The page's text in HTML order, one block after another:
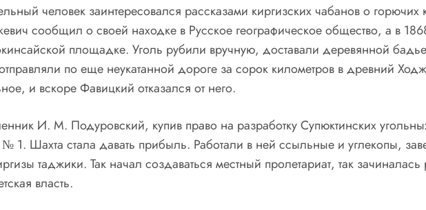
человек заинтересовался рассказами киргизских чабанов о
сообщил о своей находке в Русское географическое общество, а в
площадке. Уголь рубили вручную, доставали деревянной
по еще неукатанной дороге за сорок километров в древний
и вскоре Фавицкий отказался от него.
И. М. Подуровский, купив право на разработку Супюктинских
1. Шахта стала давать прибыль. Работали в ней ссыльные и углекопы,
таджики. Так начал создаваться местный пролетариат, так
власть.